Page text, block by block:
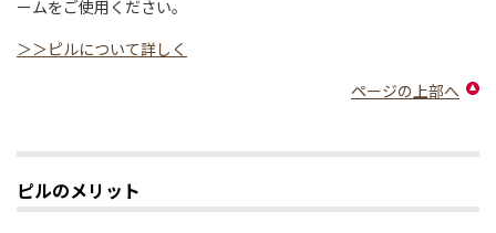
ームをご使用ください。
＞＞ピルについて詳しく
ページの上部へ
ピルのメリット